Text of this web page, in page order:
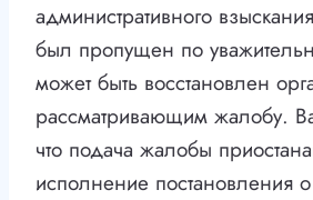
административного
был пропущен по
может быть восстановлен
рассматривающим жалобу.
что подача жалобы
исполнение постановления